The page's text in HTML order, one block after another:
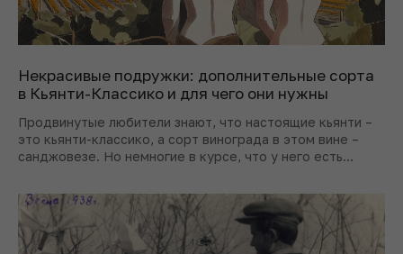
Некрасивые подружки: дополнительные сорта
в Кьянти-Классико и для чего они нужны
Продвинутые любители знают, что настоящие кьянти –
это кьянти-классико, а сорт винограда в этом вине –
санджовезе. Но немногие в курсе, что у него есть